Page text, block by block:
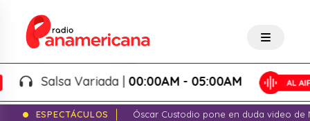
Salsa Variada |00:00AM - 05:00AM
ESPECTÁCULOS
Óscar Custodio pone en duda video de